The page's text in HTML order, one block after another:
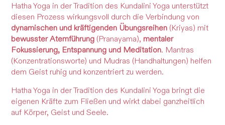
Hatha Yoga in der Tradition des Kundalini Yoga unterstützt
diesen Prozess wirkungsvoll durch die Verbindung von
dynamischen und kräftigenden Übungsreihen (Kriyas) mit
bewusster Atemführung (Pranayama), mentaler
Fokussierung, Entspannung und Meditation. Mantras
(Konzentrationsworte) und Mudras (Handhaltungen) helfen
dem Geist ruhig und konzentriert zu werden.
Hatha Yoga in der Tradition des Kundalini Yoga bringt die
eigenen Kräfte zum Fließen und wirkt dabei ganzheitlich
auf Körper, Geist und Seele.